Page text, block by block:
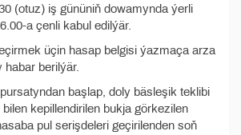
(otuz) iş gününiň dowamynda ýerli
a çenli kabul edilýär.
üçin hasap belgisi ýazmaça arza
berilýär.
başlap, doly bäsleşik teklibi
kepillendirilen bukja görkezilen
pul serişdeleri geçirilenden soň